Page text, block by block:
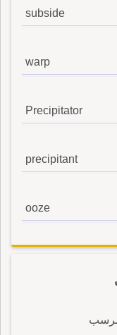
subside
warp
Precipitator
precipitant
ooze